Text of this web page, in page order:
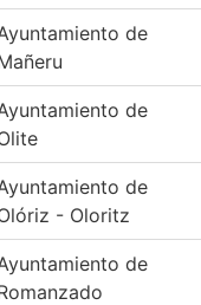
de
de
de
- Oloritz
de